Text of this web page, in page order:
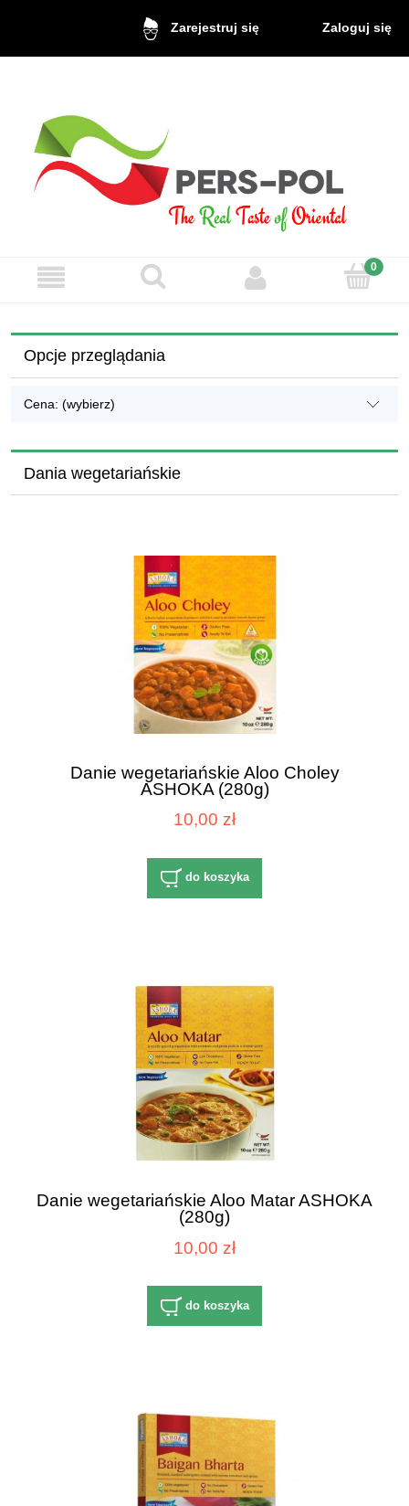
Zarejestruj się Zaloguj się
Opcje przeglądania
Cena: (wybierz)
Dania wegetariańskie
Danie wegetariańskie Aloo Choley
ASHOKA (280g)
10,00 zł
do koszyka
Danie wegetariańskie Aloo Matar ASHOKA
(280g)
10,00 zł
do koszyka